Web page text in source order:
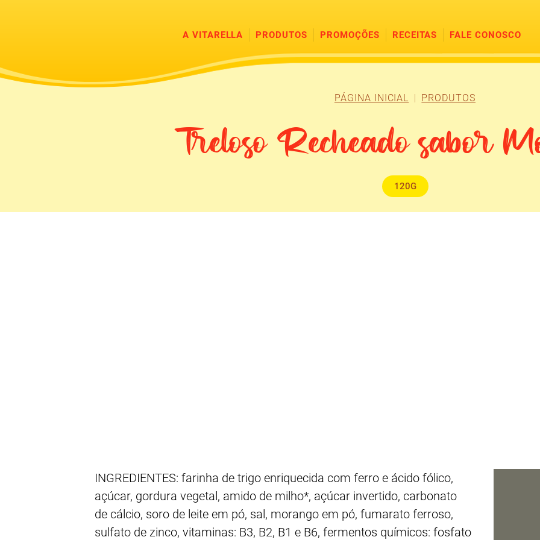
A VITARELLA PRODUTOS PROMOÇÕES RECEITAS FALE CONOSCO
PÁGINA INICIAL PRODUTOS
Treloso Recheado sabor
120G
INGREDIENTES: farinha de trigo enriquecida com ferro e ácido fólico,
açúcar, gordura vegetal, amido de milho*, açúcar invertido, carbonato
de cálcio, soro de leite em pó, sal, morango em pó, fumarato ferroso,
sulfato de zinco, vitaminas: B3, B2, B1 e B6, fermentos químicos: fosfato